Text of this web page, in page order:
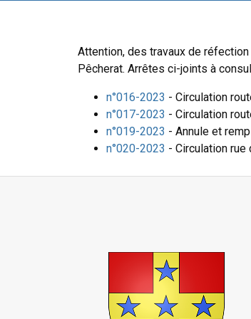
Attention, des travaux de
Pêcherat. Arrêtes ci-joints à
n°016-2023 - Circulation
n°017-2023 - Circulation
n°019-2023 - Annule et
n°020-2023 - Circulation